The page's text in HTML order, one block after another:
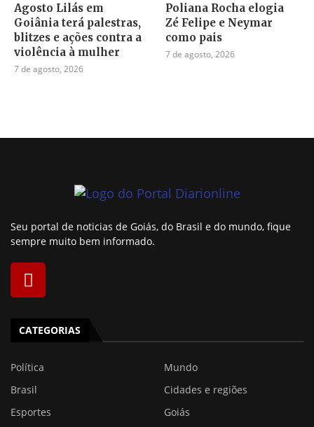
Agosto Lilás em
Goiânia terá palestras,
blitzes e ações contra a
violência à mulher
7 de agosto, 2026
Poliana Rocha elogia
Zé Felipe e Neymar
como pais
7 de agosto, 2026
Seu portal de noticias de Goiás, do Brasil e do mundo, fique
sempre muito bem informado.
CATEGORIAS
Política
Mundo
Brasil
Cidades e regiões
Esportes
Goiás